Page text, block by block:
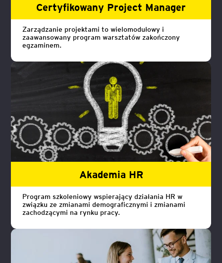
Certyfikowany Project Manager
Zarządzanie projektami to wielomodułowy i
zaawansowany program warsztatów zakończony
egzaminem.
Akademia HR
Program szkoleniowy wspierający działania HR w
związku ze zmianami demograficznymi i zmianami
zachodzącymi na rynku pracy.